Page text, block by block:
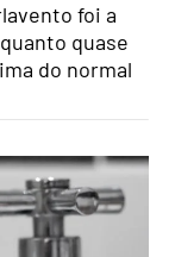
foi a
quase
do normal